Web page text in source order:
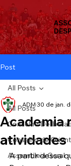
Post
All Posts
Conselho
Conselho de
Assembleia Geral
All Posts
Academia
atividades
ADM 30 de jan.
A partir dessa